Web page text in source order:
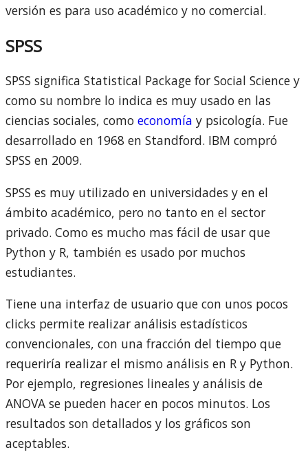
versión es para uso académico y no comercial.
SPSS
SPSS significa Statistical Package for Social Science y
como su nombre lo indica es muy usado en las
ciencias sociales, como economía y psicología. Fue
desarrollado en 1968 en Standford. IBM compró
SPSS en 2009.
SPSS es muy utilizado en universidades y en el
ámbito académico, pero no tanto en el sector
privado. Como es mucho mas fácil de usar que
Python y R, también es usado por muchos
estudiantes.
Tiene una interfaz de usuario que con unos pocos
clicks permite realizar análisis estadísticos
convencionales, con una fracción del tiempo que
requeriría realizar el mismo análisis en R y Python.
Por ejemplo, regresiones lineales y análisis de
ANOVA se pueden hacer en pocos minutos. Los
resultados son detallados y los gráficos son
aceptables.